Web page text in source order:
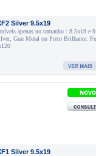
Silver 9.5x19
apenas no tamanho : 8.5x19 e
Gun Metal ou Preto Brilhante.
Silver 9.5x19